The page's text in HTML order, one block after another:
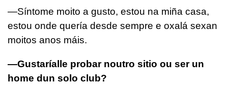
—Síntome moito a gusto, estou na miña casa,
estou onde quería desde sempre e oxalá sexan
moitos anos máis.
—Gustaríalle probar noutro sitio ou ser un
home dun solo club?